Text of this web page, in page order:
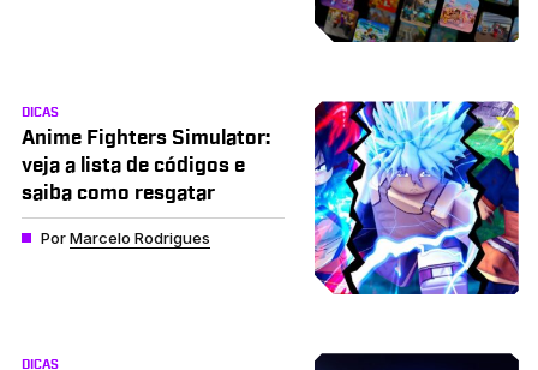
DICAS
Anime Fighters Simulator:
veja a lista de códigos e
saiba como resgatar
PorMarcelo Rodrigues
DICAS